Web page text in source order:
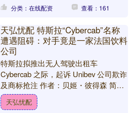
分类：在线配资 查看：161
天弘忧配 特斯拉“Cybercab”名称
遭遇阻碍：对手竟是一家法国饮料
公司
特斯拉拟推出无人驾驶出租车
Cybercab 之际，起诉 Unibev 公司欺诈
及商标抢注 作者：贝姬・彼得森 简要
摘要 特斯拉正与法国饮料批发商
Unibev....
天弘忧配